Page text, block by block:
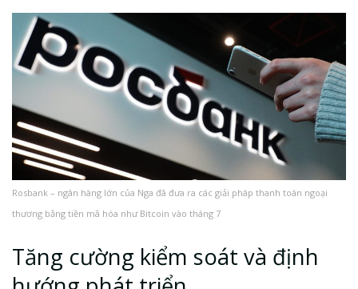
Rosbank – ngân hàng lớn của Nga đã đưa ra các giải pháp thanh toán ngoại
thương bằng tiền mã hóa như Bitcoin vào tháng 7
Tăng cường kiểm soát và định